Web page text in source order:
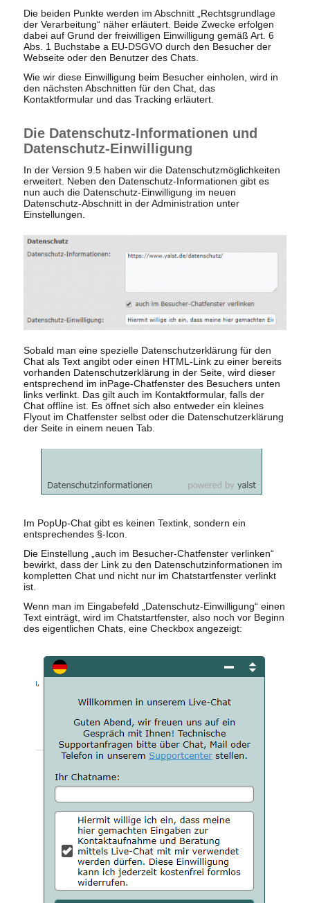
Die beiden Punkte werden im Abschnitt „Rechtsgrundlage
der Verarbeitung“ näher erläutert. Beide Zwecke erfolgen
dabei auf Grund der freiwilligen Einwilligung gemäß Art. 6
Abs. 1 Buchstabe a EU-DSGVO durch den Besucher der
Webseite oder den Benutzer des Chats.
Wie wir diese Einwilligung beim Besucher einholen, wird in
den nächsten Abschnitten für den Chat, das
Kontaktformular und das Tracking erläutert.
Die Datenschutz-Informationen und
Datenschutz-Einwilligung
In der Version 9.5 haben wir die Datenschutzmöglichkeiten
erweitert. Neben den Datenschutz-Informationen gibt es
nun auch die Datenschutz-Einwilligung im neuen
Datenschutz-Abschnitt in der Administration unter
Einstellungen.
Sobald man eine spezielle Datenschutzerklärung für den
Chat als Text angibt oder einen HTML-Link zu einer bereits
vorhanden Datenschutzerklärung in der Seite, wird dieser
entsprechend im inPage-Chatfenster des Besuchers unten
links verlinkt. Das gilt auch im Kontaktformular, falls der
Chat offline ist. Es öffnet sich also entweder ein kleines
Flyout im Chatfenster selbst oder die Datenschutzerklärung
der Seite in einem neuen Tab.
Im PopUp-Chat gibt es keinen Textink, sondern ein
entsprechendes §-Icon.
Die Einstellung „auch im Besucher-Chatfenster verlinken“
bewirkt, dass der Link zu den Datenschutzinformationen im
kompletten Chat und nicht nur im Chatstartfenster verlinkt
ist.
Wenn man im Eingabefeld „Datenschutz-Einwilligung“ einen
Text einträgt, wird im Chatstartfenster, also noch vor Beginn
des eigentlichen Chats, eine Checkbox angezeigt: